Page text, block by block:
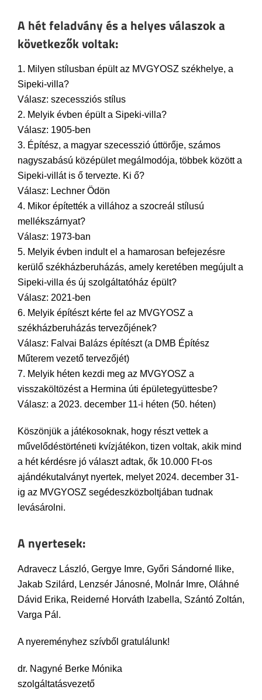
A hét feladvány és a helyes válaszok a
következők voltak:
1. Milyen stílusban épült az MVGYOSZ székhelye, a
Sipeki-villa?
Válasz: szecessziós stílus
2. Melyik évben épült a Sipeki-villa?
Válasz: 1905-ben
3. Építész, a magyar szecesszió úttörője, számos
nagyszabású középület megálmodója, többek között a
Sipeki-villát is ő tervezte. Ki ő?
Válasz: Lechner Ödön
4. Mikor építették a villához a szocreál stílusú
mellékszárnyat?
Válasz: 1973-ban
5. Melyik évben indult el a hamarosan befejezésre
kerülő székházberuházás, amely keretében megújult a
Sipeki-villa és új szolgáltatóház épült?
Válasz: 2021-ben
6. Melyik építészt kérte fel az MVGYOSZ a
székházberuházás tervezőjének?
Válasz: Falvai Balázs építészt (a DMB Építész
Műterem vezető tervezőjét)
7. Melyik héten kezdi meg az MVGYOSZ a
visszaköltözést a Hermina úti épületegyüttesbe?
Válasz: a 2023. december 11-i héten (50. héten)
Köszönjük a játékosoknak, hogy részt vettek a
művelődéstörténeti kvízjátékon, tizen voltak, akik mind
a hét kérdésre jó választ adtak, ők 10.000 Ft-os
ajándékutalványt nyertek, melyet 2024. december 31-
ig az MVGYOSZ segédeszközboltjában tudnak
levásárolni.
A nyertesek:
Adravecz László, Gergye Imre, Győri Sándorné Ilike,
Jakab Szilárd, Lenzsér Jánosné, Molnár Imre, Oláhné
Dávid Erika, Reiderné Horváth Izabella, Szántó Zoltán,
Varga Pál.
A nyereményhez szívből gratulálunk!
dr. Nagyné Berke Mónika
szolgáltatásvezető